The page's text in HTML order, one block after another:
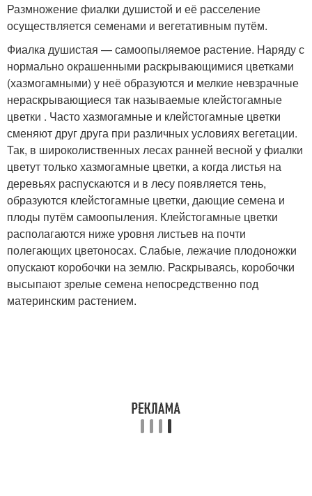
Размножение фиалки душистой и её расселение
осуществляется семенами и вегетативным путём.
Фиалка душистая — самоопыляемое растение. Наряду с
нормально окрашенными раскрывающимися цветками
(хазмогамными) у неё образуются и мелкие невзрачные
нераскрывающиеся так называемые клейстогамные
цветки . Часто хазмогамные и клейстогамные цветки
сменяют друг друга при различных условиях вегетации.
Так, в широколиственных лесах ранней весной у фиалки
цветут только хазмогамные цветки, а когда листья на
деревьях распускаются и в лесу появляется тень,
образуются клейстогамные цветки, дающие семена и
плоды путём самоопыления. Клейстогамные цветки
располагаются ниже уровня листьев на почти
полегающих цветоносах. Слабые, лежачие плодоножки
опускают коробочки на землю. Раскрываясь, коробочки
высыпают зрелые семена непосредственно под
материнским растением.